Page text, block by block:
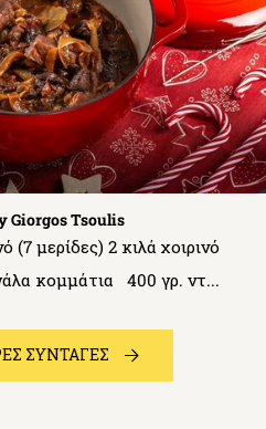
Giorgos Tsoulis
(7 μερίδες) 2 κιλά χοιρινό
κομμάτια 400 γρ. ντ...
ΣΥΝΤΑΓΕΣ